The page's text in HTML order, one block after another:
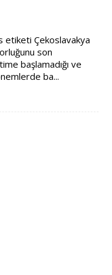
etiketi Çekoslavakya
son
başlamadığı ve
ba...